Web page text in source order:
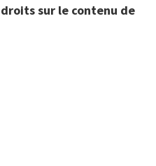
sur le contenu de